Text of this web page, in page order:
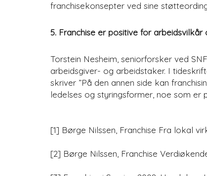
franchisekonsepter ved sine
5. Franchise er positive for
Torstein Nesheim, seniorforsker ved
arbeidsgiver- og arbeidstaker. I
skriver ”På den annen side kan
ledelses og styringsformer, noe som
[1] Børge Nilssen, Franchise Fra lokal
[2] Børge Nilssen, Franchise